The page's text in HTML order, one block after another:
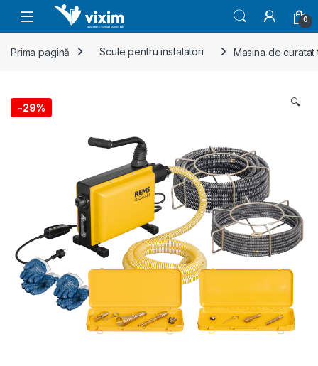
Skip to navigation
Skip to content
0
Prima pagină Scule pentru instalatori Masina de curatat
-29% 🔍